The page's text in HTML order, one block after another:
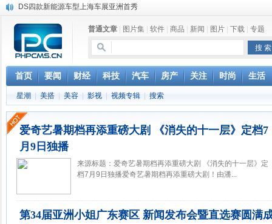
DS四款新能源车型上海车展亚洲首秀
小米高管：虽然高通与苹果和解，但5G iPhone最快明年下半年发布
iOS 13加入黑暗模式 多功能加持6月份见
高通与苹果达成和解，双方达成6年许可协议
这个会有点意思 民警向群众报告工作
巴黎圣母院大火肆虐，人类文明的一场浩劫
奔驰维权女车主捅出了一个最大的瓜
苹果MacOS曝新功能：将iPad作为拓展屏
普通文章 图片集 软件 商品 新闻 图片 下载 专题
首页 要闻 财经 科技 汽车 房产 关注 时尚 生活
星潮 美搭 美容 影视 视频专辑 搜索
爱奇艺暑期档再添重磅大剧 《消失的十一层》定档7
月9日独播
来源标题：爱奇艺暑期档再添重磅大剧 《消失的十一层》定
档7月9日独播爱奇艺暑期档再添重磅大剧！由潘...
第34届亚洲小姐广东赛区 新闻发布会暨直选赛圆满